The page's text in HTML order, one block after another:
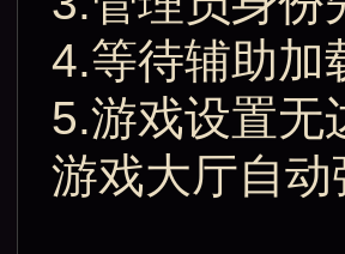
4.等待辅助加
5.游戏设置无
游戏大厅自